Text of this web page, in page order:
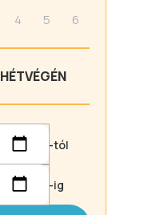
4 5 6
HÉTVÉGÉN
-tól
-ig